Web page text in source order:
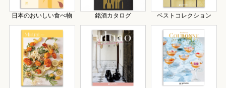
日本のおいしい食べ物 銘酒カタログ ベストコレクション